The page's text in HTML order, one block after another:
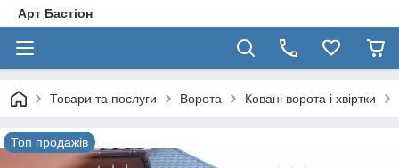
Арт Бастіон
Товари та послуги Ворота Ковані ворота і хвіртки
Топ продажів